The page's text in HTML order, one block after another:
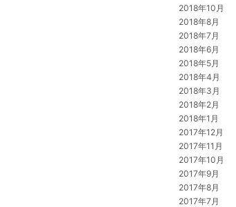
2018年10月
2018年8月
2018年7月
2018年6月
2018年5月
2018年4月
2018年3月
2018年2月
2018年1月
2017年12月
2017年11月
2017年10月
2017年9月
2017年8月
2017年7月